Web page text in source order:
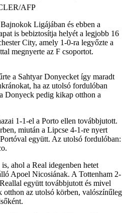
AFP
Ligájában és ebben a
is bebiztosítja helyét a legjobb 16
City, amely 1-0-ra legyőzte a
megnyerte az F csoportot.
a Sahtyar Donyecket így maradt
ha az utolsó fordulóban
Donyeck pedig kikap otthon a
1-1-el a Porto ellen továbbjutott.
miután a Lipcse 4-1-re nyert
együtt. Az utolsó fordulóban:
ahol a Real idegenben hetet
Apoel Nicosiának. A Tottenham 2-
együtt továbbjutott és mivel
otthon az utolsó körben, valószínűleg